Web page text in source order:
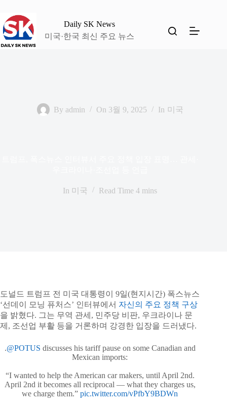
으
로
건
Daily SK News
미국·한국 최신 주요 뉴스
By admin On 3월 9, 2025 In 미국
In 미국 Read Time 4 mins
도널드 트럼프 전 미국 대통령이 9일(현지시간) 폭스뉴스
‘선데이 모닝 퓨처스’ 인터뷰에서 자신의 주요 정책 구상
을 밝혔다. 그는 무역 관세, 민주당 비판, 우크라이나 문
제, 조선업 부활 등을 거론하며 강경한 입장을 드러냈다.
.@POTUS discusses his tariff pause on some Canadian and
Mexican imports:
“I wanted to help the American car makers, until April 2nd.
April 2nd it becomes all reciprocal — what they charges us,
we charge them.”pic.twitter.com/vPfbY9BDWn